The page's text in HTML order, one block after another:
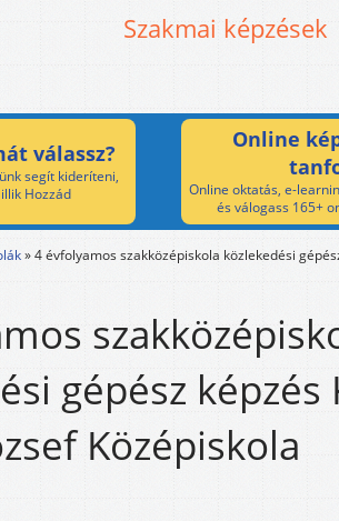
Szakmai képzések
válassz?
segít kideríteni,
Hozzád
Online
Online oktatás, e-
és válogass 165+
»4 évfolyamos szakközépiskola közlekedési
gépész képzés
Középiskola